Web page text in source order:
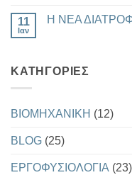
ΔΕΙΚΤΗΣ
Ω3
ΥΓΕΙΑΣ
ΚΑΙ
στο
11
Ιαν
Η ΝΕΑ
Η
USDA
KΑΤΗΓΟΡΊΕΣ
BIOMHXANIKH (12)
BLOG (25)
EΡΓΟΦΥΣΙΟΛΟΓΙΑ (23)